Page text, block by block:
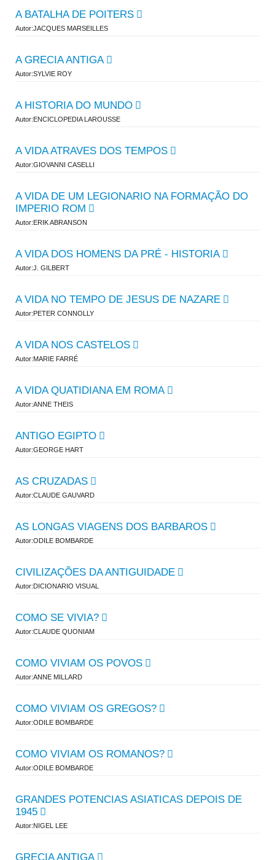
A BATALHA DE POITERS
Autor:JACQUES MARSEILLES
A GRECIA ANTIGA
Autor:SYLVIE ROY
A HISTORIA DO MUNDO
Autor:ENCICLOPEDIA LAROUSSE
A VIDA ATRAVES DOS TEMPOS
Autor:GIOVANNI CASELLI
A VIDA DE UM LEGIONARIO NA FORMAÇÃO DO
IMPERIO ROM
Autor:ERIK ABRANSON
A VIDA DOS HOMENS DA PRÉ - HISTORIA
Autor:J. GILBERT
A VIDA NO TEMPO DE JESUS DE NAZARE
Autor:PETER CONNOLLY
A VIDA NOS CASTELOS
Autor:MARIE FARRÉ
A VIDA QUATIDIANA EM ROMA
Autor:ANNE THEIS
ANTIGO EGIPTO
Autor:GEORGE HART
AS CRUZADAS
Autor:CLAUDE GAUVARD
AS LONGAS VIAGENS DOS BARBAROS
Autor:ODILE BOMBARDE
CIVILIZAÇÕES DA ANTIGUIDADE
Autor:DICIONARIO VISUAL
COMO SE VIVIA?
Autor:CLAUDE QUONIAM
COMO VIVIAM OS POVOS
Autor:ANNE MILLARD
COMO VIVIAM OS GREGOS?
Autor:ODILE BOMBARDE
COMO VIVIAM OS ROMANOS?
Autor:ODILE BOMBARDE
GRANDES POTENCIAS ASIATICAS DEPOIS DE
1945
Autor:NIGEL LEE
GRECIA ANTIGA